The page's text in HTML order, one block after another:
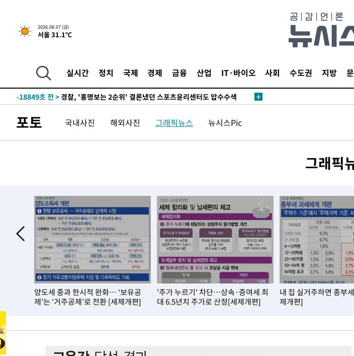
2026.08.07 (금)
서울 31.1℃
실시간 정치 국제 경제 금융 산업 IT·바이오 사회 수도권 지방
4시간 전 >내일까지 39도 '펄펄'…기상청 "태풍 지나며 폭염 잠시 꺾인다"
-21371초 전 >
[속보] 뉴욕증시, 혼조 출발…나스닥 0.3%↓, 다우 0.14%↑
-20164초 전 >
-18849초 전 >경찰, '홍명보는 2순위' 결론냈던 스포츠윤리센터도 압수수색
-4193초 전 >
日방위성, 北이 동해로 쏜 발사체는 탄도미사일 가능성
-2623초 전 >[속보] SKT, 에이닷 서비스 장애 발생…"원인 파악 중"
-1046초 전 >"韓 외환시장 개입 관측 배경엔 美의 대한국 무역적자 있어"
-873초 전 >'월드컵 탈락 후폭풍' 축구협회…초유의 압수수색에 '충격·당황'
-713초 전 >
서울 낮 37.9도, 올여름 최고치 경신…영등포 순간 '40도'
-275초 전 > [속보]종합특검, 대검 추가 압수수색…내란 중요임무종사 혐의
1시간 전 >[속보]코스닥, 800p 회복…0.26% 오른 801.67 마감
1시간 전 >[속보]코스피, 301.88포인트(4.58%) 내린 6296.38 마감
1시간 전 >[속보]원·달러 환율, 0.7원 내린 1423.8원 마감
1시간 전 >"여기 떨어졌다"…다누리, 스페이스X 로켓 달 충돌 흔적 포착
2시간 전 >손흥민, 5경기 연속골 실패…LAFC는 승부차기 끝 과달라하라 격파
-21371초 전 >[속보] 뉴욕증시, 혼조 출발…나스닥 0.3%↓, 다우 0.14%↑
포토 국내사진 해외사진 그래픽뉴스 뉴시스Pic
그래픽
양도세 중과 한시적 완화… ‘보유공
제’는 ‘거주공제’로 전환 [세제개편]
'주가 누르기' 차단…상속·증여세 최
대 6.5년치 주가로 산정[세제개편]
내 집 실거주하면 종부
제개편]